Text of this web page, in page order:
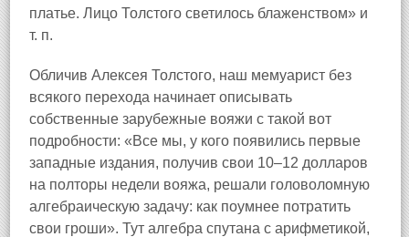
платье. Лицо Толстого светилось блаженством» и
т. п.
Обличив Алексея Толстого, наш мемуарист без
всякого перехода начинает описывать
собственные зарубежные вояжи с такой вот
подробности: «Все мы, у кого появились первые
западные издания, получив свои 10–12 долларов
на полторы недели вояжа, решали головоломную
алгебраическую задачу: как поумнее потратить
свои гроши». Тут алгебра спутана с арифметикой,